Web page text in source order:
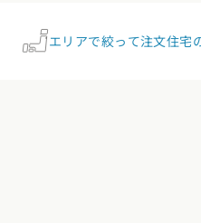
エリアで絞って注文住宅